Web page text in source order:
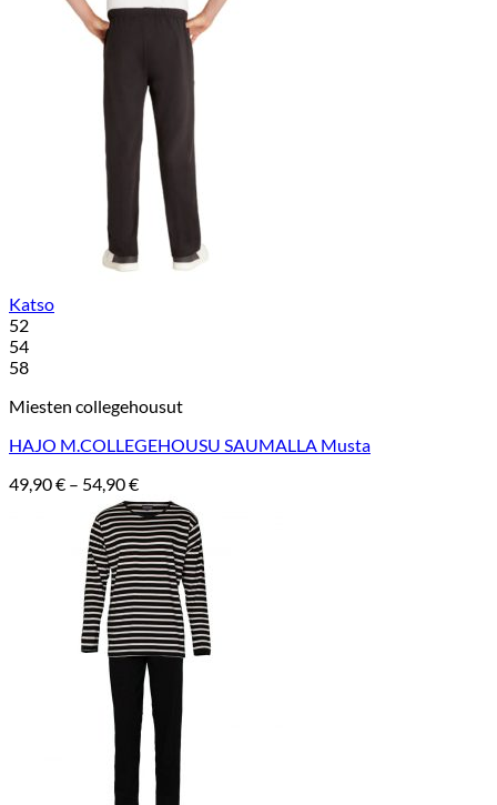
Katso
52
54
58
Miesten collegehousut
HAJO M.COLLEGEHOUSU SAUMALLA Musta
49,90€ – 54,90€Hintaluokka:
49,90 €
-
54,90 €